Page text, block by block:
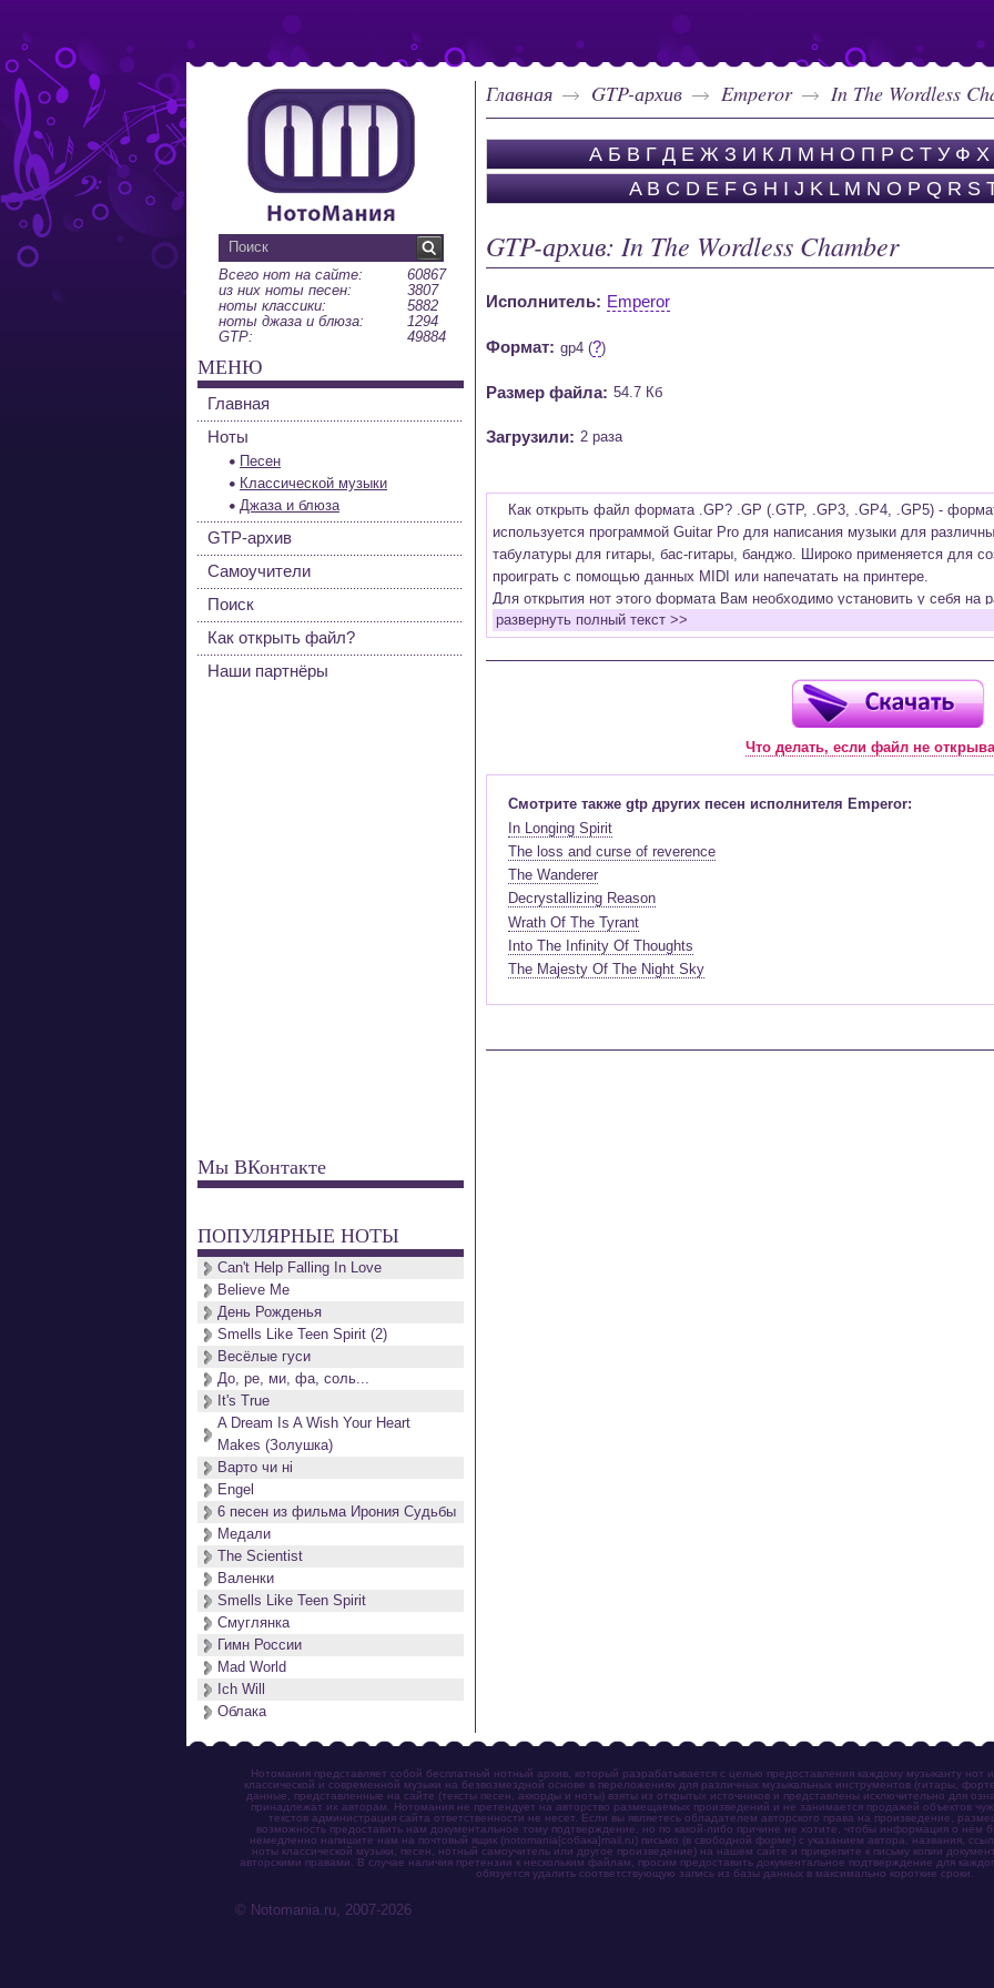
Главная GTP-архив Emperor In The Wordless
А Б В Г Д Е Ж З И К Л М Н О П Р С Т У Ф Х
A B C D E F G H I J K L M N O P Q R S
GTP-архив: In The Wordless Chamber
Исполнитель: Emperor
Формат: gp4 (?)
Размер файла: 54.7 Кб
Загрузили: 2 раза
Как открыть файл формата .GP? .GP (.GTP, .GP3, .GP4, .GP5) -
используется программой Guitar Pro для написания музыки для
табулатуры для гитары, бас-гитары, банджо. Широко применяется для
проиграть с помощью данных MIDI или напечатать на принтере.
Для открытия нот этого формата Вам необходимо установить у себя на
(желательно, последней версии). Скачать её можно с официального
бесплатную версию на руском языке (Найти).
Запись музыкальных произведений для гитары, бас-гитары, банджо и
в виде табулатур или нотной графики (при создании табулатуры
Создание произведений для духовых, струнных, клавишных и других
Создание партий для барабанов и перкуссии;
Интеграция текста песен в ноты и привязка его к нотам дорожек с
Встроенный определитель и визуализатор аккордов для гитары;
Экспортирование музыкальных партитур в MIDI, ASCII, MusicXML, WAV,
к печати;
Импортирование из MIDI, ASCII,MusicXML, Power Tab (.ptb), TablEdit (.tef)
Виртуальный гитарный гриф, клавиатура фортепиано и панель ударных
ноты, проигрываемые в текущий момент. Удобное создание и
инструмента с их помощью;
развернуть полный текст >>
Что делать, если файл не
Смотрите также gtp других песен исполнителя Emperor:
In Longing Spirit
The loss and curse of reverence
The Wanderer
Decrystallizing Reason
Wrath Of The Tyrant
Into The Infinity Of Thoughts
The Majesty Of The Night Sky
Всего нот на сайте:
60867
из них ноты песен:
3807
ноты классики:
5882
ноты джаза и блюза:
1294
GTP:
49884
МЕНЮ
Главная
Ноты
Песен
Классической музыки
Джаза и блюза
GTP-архив
Самоучители
Поиск
Как открыть файл?
Наши партнёры
Мы ВКонтакте
ПОПУЛЯРНЫЕ НОТЫ
Can't Help Falling In Love
Believe Me
День Рожденья
Smells Like Teen Spirit (2)
Весёлые гуси
До, ре, ми, фа, соль...
It's True
A Dream Is A Wish Your Heart
Makes (Золушка)
Варто чи нi
Engel
6 песен из фильма Ирония Судьбы
Медали
The Scientist
Валенки
Smells Like Teen Spirit
Смуглянка
Гимн России
Mad World
Ich Will
Облака
Нотомания представляет собой бесплатный нотный архив, который разрабатывается с целью предоставления каждому музыканту нот
классической и современной музыки на безвозмездной основе в переложениях для различных музыкальных инструментов (гитары,
данные, представленные на сайте (тексты песен, аккорды и ноты) взяты из открытых источников и представлены исключительно для
принадлежат их авторам. Нотомания не претендует на авторство размещаемых произведений и не занимается продажей объектов
текстов администрация сайта ответственности не несет. Если вы являетесь обладателем авторского права на произведение,
возможность предоставить нам документальное тому подтверждение, но по какой-либо причине не хотите, чтобы информация о нём
немедленно напишите нам на почтовый ящик (notomania[собака]mail.ru) письмо (в свободной форме) с указанием автора, названия,
ноты классической музыки, песен, нотный самоучитель или другое произведение) на нашем сайте и прикрепите к письму копии
авторскими правами. В случае наличия претензии к нескольким файлам, просим предоставить документальное подтверждение для
обязуется удалить соответствующую запись из базы данных в максимально короткие сроки.
© Notomania.ru, 2007-2026